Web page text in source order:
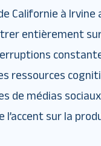
Californie à Irvine
entièrement
ressources
de médias
l’accent sur la